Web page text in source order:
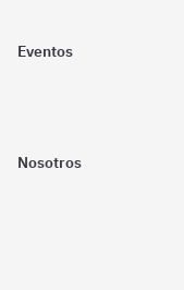
Eventos
Nosotros